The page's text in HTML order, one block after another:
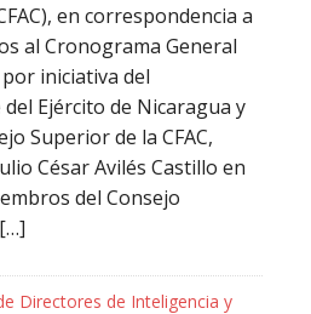
en correspondencia a
al Cronograma General
iniciativa del
Ejército de Nicaragua y
Superior de la CFAC,
César Avilés Castillo en
del Consejo
Directores de Inteligencia y